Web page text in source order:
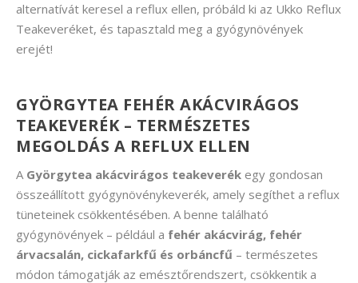
alternatívát keresel a reflux ellen, próbáld ki az Ukko Reflux
Teakeveréket, és tapasztald meg a gyógynövények
erejét!
GYÖRGYTEA FEHÉR AKÁCVIRÁGOS
TEAKEVERÉK – TERMÉSZETES
MEGOLDÁS A REFLUX ELLEN
A Györgytea akácvirágos teakeverék egy gondosan
összeállított gyógynövénykeverék, amely segíthet a reflux
tüneteinek csökkentésében. A benne található
gyógynövények – például a fehér akácvirág, fehér
árvacsalán, cickafarkfű és orbáncfű – természetes
módon támogatják az emésztőrendszert, csökkentik a